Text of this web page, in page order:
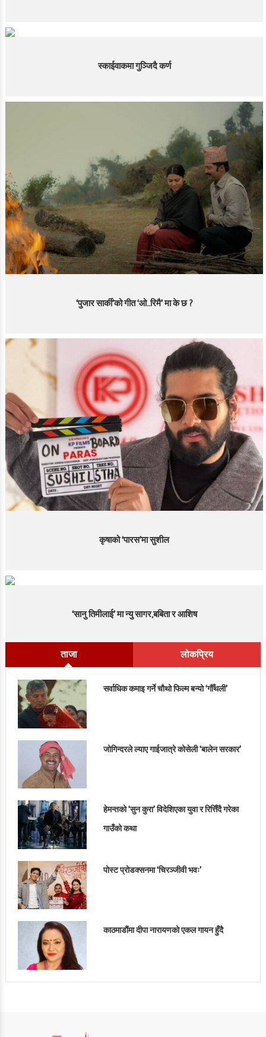
स्काईवाकमा गुञ्जिदै कर्ण
‘पुजार सार्की’को गीत ‘ओ..रिमै’ मा के छ ?
कृषाको ‘पारस’मा सुशील
‘सानु तिमीलाई’ मा न्यु सागर,बबिता र आशिष
ताजा लोकप्रिय
सर्वाधिक कमाइ गर्ने चौथो फिल्म बन्यो ‘गौँथली’
जोगिन्दरले ल्याए गाईजात्रे कोसेली ‘बालेन सरकार’
हेमन्तको ‘सुन कुरा’ विदेशिएका युवा र रित्तिँदै गरेका
गाउँको कथा
पोस्ट प्रोडक्सनमा ‘चिरञ्जीवी भवः’
काठमाडौंमा दीपा नारायणको एकल गायन हुँदै